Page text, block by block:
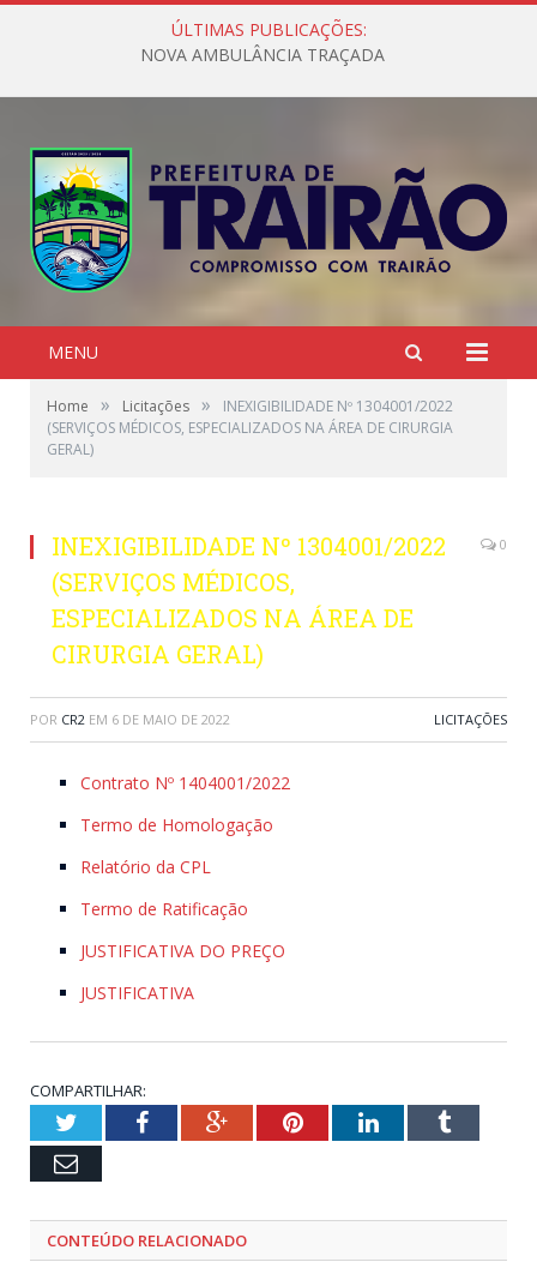
ÚLTIMAS PUBLICAÇÕES:
NOVA AMBULÂNCIA TRAÇADA
MENU
Home » Licitações »
INEXIGIBILIDADE Nº 1304001/2022
(SERVIÇOS MÉDICOS, ESPECIALIZADOS NA ÁREA DE CIRURGIA
GERAL)
INEXIGIBILIDADE Nº 1304001/2022
(SERVIÇOS MÉDICOS,
ESPECIALIZADOS NA ÁREA DE
CIRURGIA GERAL)
0
POR CR2 EM 6 DE MAIO DE 2022 LICITAÇÕES
Contrato Nº 1404001/2022
Termo de Homologação
Relatório da CPL
Termo de Ratificação
JUSTIFICATIVA DO PREÇO
JUSTIFICATIVA
COMPARTILHAR:
TwitterFacebookGoogle+PinterestLinkedInTumblr
Email
CONTEÚDO RELACIONADO